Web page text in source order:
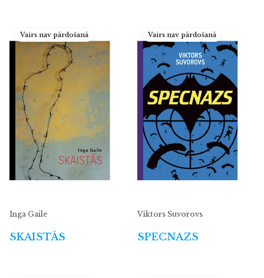
Vairs nav pārdošanā
Inga Gaile
SKAISTĀS
Vairs nav pārdošanā
Viktors Suvorovs
SPECNAZS